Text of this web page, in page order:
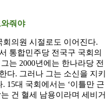
줘야
의원 시절로도 이어진다.
통합민주당 전국구 국회의
는 2000년에는 한나라당 전
다. 그러나 그는 소신을 지키
15대 국회에서는 ‘이틀만 근
건 혈세 남용이라며 세비거